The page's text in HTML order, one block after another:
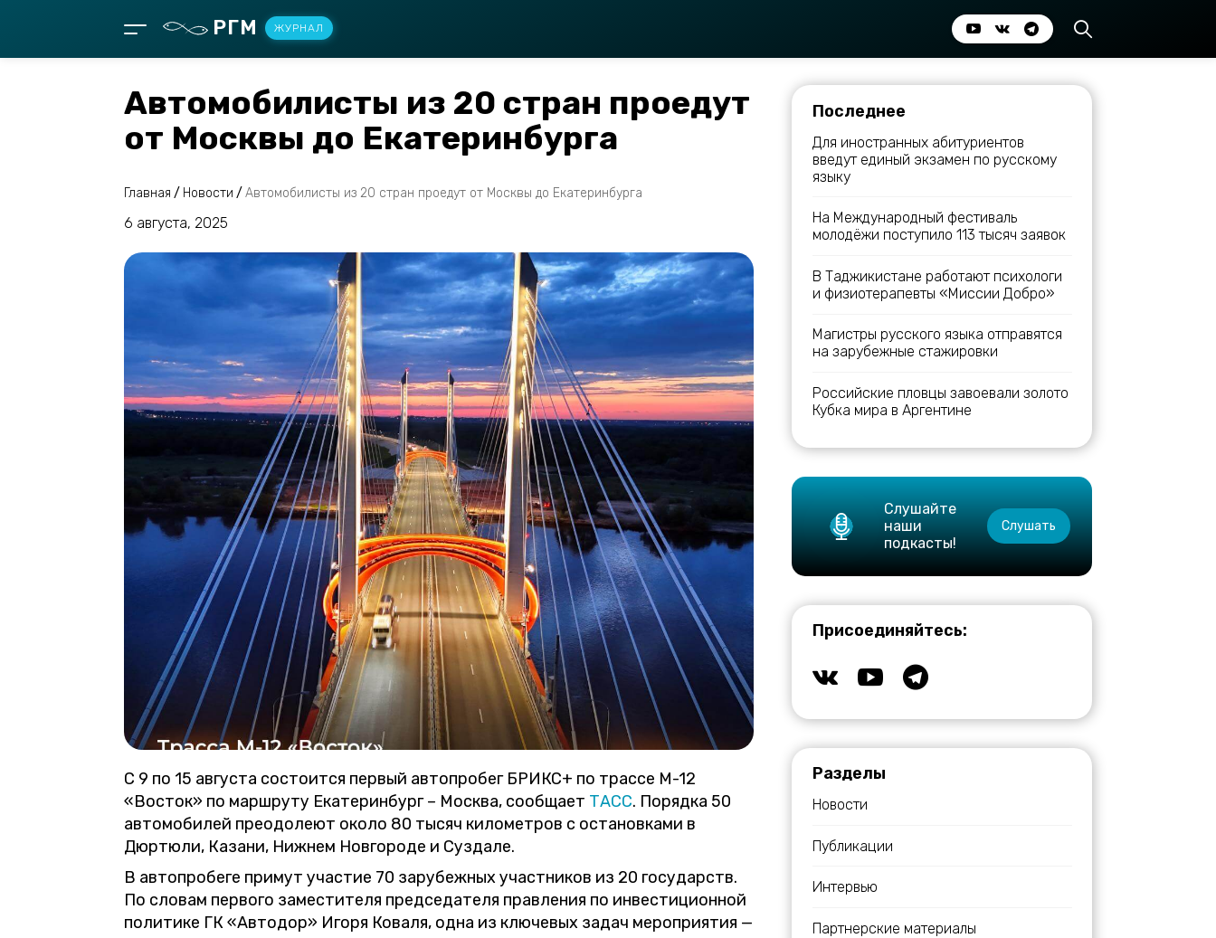
РГМ ЖУРНАЛ
Автомобилисты из 20 стран проедут
от Москвы до Екатеринбурга
Главная / Новости / Автомобилисты из 20 стран проедут от Москвы до Екатеринбурга
6 августа, 2025
С 9 по 15 августа состоится первый автопробег БРИКС+ по трассе М-12
«Восток» по маршруту Екатеринбург – Москва, сообщает ТАСС. Порядка 50
автомобилей преодолеют около 80 тысяч километров с остановками в
Дюртюли, Казани, Нижнем Новгороде и Суздале.
В автопробеге примут участие 70 зарубежных участников из 20 государств.
По словам первого заместителя председателя правления по инвестиционной
политике ГК «Автодор» Игоря Коваля, одна из ключевых задач мероприятия —
Последнее
Для иностранных абитуриентов
введут единый экзамен по русскому
языку
На Международный фестиваль
молодёжи поступило 113 тысяч заявок
В Таджикистане работают психологи
и физиотерапевты «Миссии Добро»
Магистры русского языка отправятся
на зарубежные стажировки
Российские пловцы завоевали золото
Кубка мира в Аргентине
Слушайте
наши
подкасты!
Слушать
Присоединяйтесь:
Разделы
Новости
Публикации
Интервью
Партнерские материалы